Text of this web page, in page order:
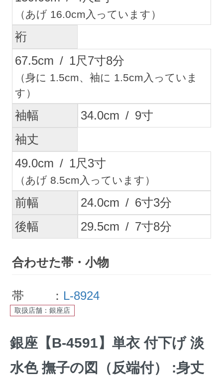
（あげ 16.0cm入っています）
裄
67.5cm / 1尺7寸8分
（身に 1.5cm、袖に 1.5cm入っていま
す）
袖幅 34.0cm / 9寸
袖丈
49.0cm / 1尺3寸
（あげ 8.5cm入っています）
前幅 24.0cm / 6寸3分
後幅
29.5cm / 7寸8分
合わせた帯・小物
帯 ： L-8924
取扱店舗：銀座店
銀座【B-4591】単衣 付下げ 淡
水色 撫子の図（反端付） :身丈